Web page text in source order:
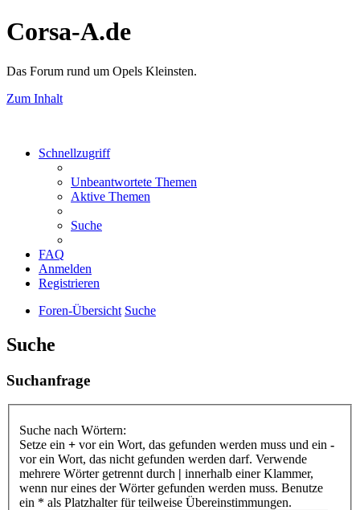
Corsa-A.de
Das Forum rund um Opels Kleinsten.
Zum Inhalt
Schnellzugriff
Unbeantwortete Themen
Aktive Themen
Suche
FAQ
Anmelden
Registrieren
Foren-Übersicht Suche
Suche
Suchanfrage
Suche nach Wörtern:
Setze ein + vor ein Wort, das gefunden werden muss und ein -
vor ein Wort, das nicht gefunden werden darf. Verwende
mehrere Wörter getrennt durch | innerhalb einer Klammer,
wenn nur eines der Wörter gefunden werden muss. Benutze
ein * als Platzhalter für teilweise Übereinstimmungen.